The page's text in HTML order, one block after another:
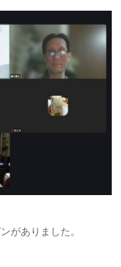
がありました。